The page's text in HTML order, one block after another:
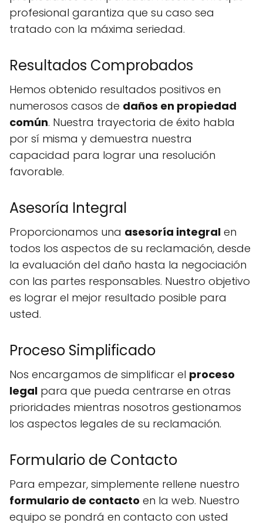
profesional garantiza que su caso sea
tratado con la máxima seriedad.
Resultados Comprobados
Hemos obtenido resultados positivos en
numerosos casos de daños en propiedad
común. Nuestra trayectoria de éxito habla
por sí misma y demuestra nuestra
capacidad para lograr una resolución
favorable.
Asesoría Integral
Proporcionamos una asesoría integral en
todos los aspectos de su reclamación, desde
la evaluación del daño hasta la negociación
con las partes responsables. Nuestro objetivo
es lograr el mejor resultado posible para
usted.
Proceso Simplificado
Nos encargamos de simplificar el proceso
legal para que pueda centrarse en otras
prioridades mientras nosotros gestionamos
los aspectos legales de su reclamación.
Formulario de Contacto
Para empezar, simplemente rellene nuestro
formulario de contacto en la web. Nuestro
equipo se pondrá en contacto con usted